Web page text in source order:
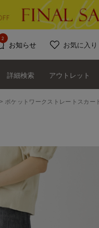
お知らせ
2
お気に入り
詳細検索 アウトレット
ポケットワークストレートスカー